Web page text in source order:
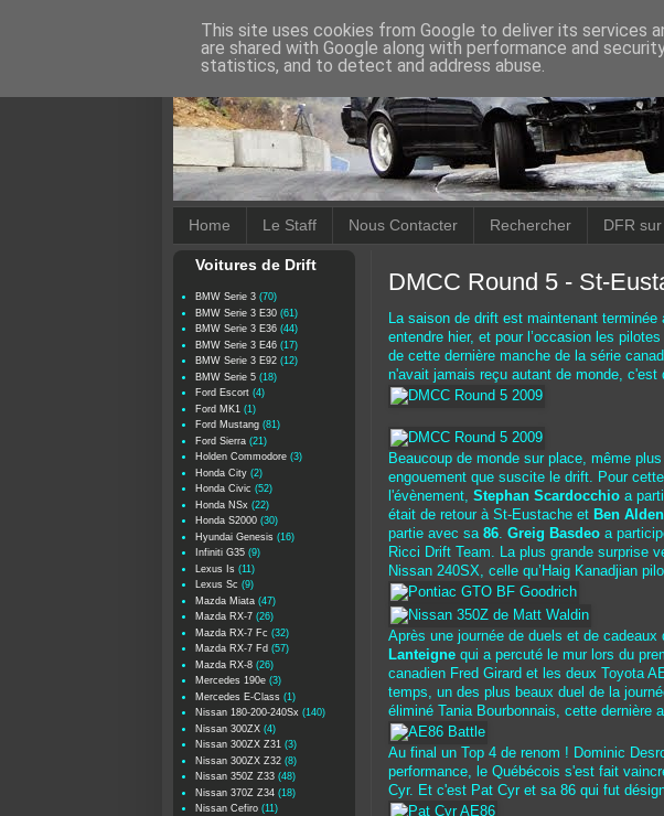
Home Le Staff Nous Contacter Rechercher DFR
DMCC Round 5 - St-
La saison de drift est maintenant
entendre hier, et pour l’occasion les
de cette dernière manche de la série
n'avait jamais reçu autant de monde, c'est
Beaucoup de monde sur place, même
engouement que suscite le drift. Pour
l'évènement, Stephan Scardocchio a
était de retour à St-Eustache et Ben Alden
partie avec sa 86. Greig Basdeo a
Ricci Drift Team. La plus grande surprise
Nissan 240SX, celle qu’Haig Kanadjian
Après une journée de duels et de
Lanteigne qui a percuté le mur lors du
canadien Fred Girard et les deux Toyota
temps, un des plus beaux duel de la
éliminé Tania Bourbonnais, cette dernière
Au final un Top 4 de renom ! Dominic
performance, le Québécois s'est fait
Cyr. Et c'est Pat Cyr et sa 86 qui fut
Voitures de Drift
BMW Serie 3 (70)
BMW Serie 3 E30 (61)
BMW Serie 3 E36 (44)
BMW Serie 3 E46 (17)
BMW Serie 3 E92 (12)
BMW Serie 5 (18)
Ford Escort (4)
Ford MK1 (1)
Ford Mustang (81)
Ford Sierra (21)
Holden Commodore (3)
Honda City (2)
Honda Civic (52)
Honda NSx (22)
Honda S2000 (30)
Hyundai Genesis (16)
Infiniti G35 (9)
Lexus Is (11)
Lexus Sc (9)
Mazda Miata (47)
Mazda RX-7 (26)
Mazda RX-7 Fc (32)
Mazda RX-7 Fd (57)
Mazda RX-8 (26)
Mercedes 190e (3)
Mercedes E-Class (1)
Nissan 180-200-240Sx (140)
Nissan 300ZX (4)
Nissan 300ZX Z31 (3)
Nissan 300ZX Z32 (8)
Nissan 350Z Z33 (48)
Nissan 370Z Z34 (18)
Nissan Cefiro (11)
This site uses cookies from Google to deliver its services
are shared with Google along with performance and
statistics, and to detect and address abuse.